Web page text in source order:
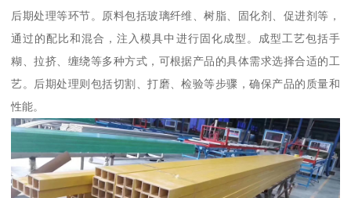
后期处理等环节。原料包括玻璃纤维、树脂、固化剂、促进剂等，
通过的配比和混合，注入模具中进行固化成型。成型工艺包括手
糊、拉挤、缠绕等多种方式，可根据产品的具体需求选择合适的工
艺。后期处理则包括切割、打磨、检验等步骤，确保产品的质量和
性能。